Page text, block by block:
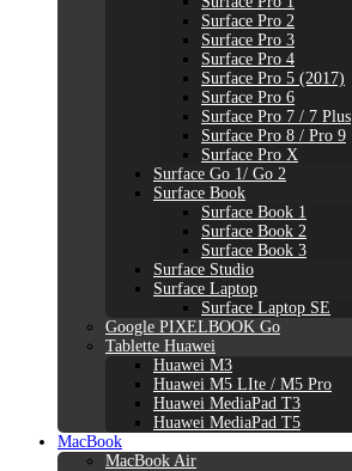
Surface Pro 2
Surface Pro 3
Surface Pro 4
Surface Pro 5 (2017)
Surface Pro 6
Surface Pro 7 / 7 Plus
Surface Pro 8 / Pro 9
Surface Pro X
Surface Go 1/ Go 2
Surface Book
Surface Book 1
Surface Book 2
Surface Book 3
Surface Studio
Surface Laptop
Surface Laptop SE
Google PIXELBOOK Go
Tablette Huawei
Huawei M3
Huawei M5 LIte / M5 Pro
Huawei MediaPad T3
Huawei MediaPad T5
MacBook
MacBook Air